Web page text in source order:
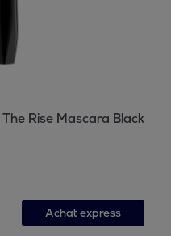
Rise Mascara Black
Achat express